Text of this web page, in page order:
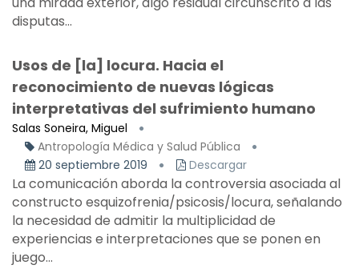
disputas...
Usos de [la] locura. Hacia el
reconocimiento de nuevas lógicas
interpretativas del sufrimiento humano
Salas Soneira, Miguel
Antropología Médica y Salud Pública
20 septiembre 2019
Descargar
La comunicación aborda la controversia asociada al
constructo esquizofrenia/psicosis/locura, señalando
la necesidad de admitir la multiplicidad de
experiencias e interpretaciones que se ponen en
juego...